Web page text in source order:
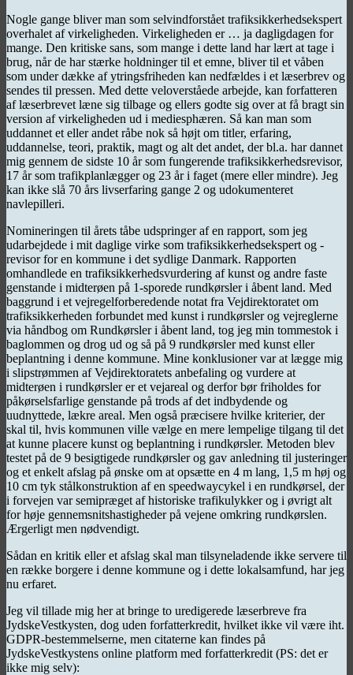
Nogle gange bliver man som selvindforstået trafiksikkerhedsekspert
overhalet af virkeligheden. Virkeligheden er … ja dagligdagen for
mange. Den kritiske sans, som mange i dette land har lært at tage i
brug, når de har stærke holdninger til et emne, bliver til et våben
som under dække af ytringsfriheden kan nedfældes i et læserbrev og
sendes til pressen. Med dette veloverståede arbejde, kan forfatteren
af læserbrevet læne sig tilbage og ellers godte sig over at få bragt sin
version af virkeligheden ud i mediesphæren. Så kan man som
uddannet et eller andet råbe nok så højt om titler, erfaring,
uddannelse, teori, praktik, magt og alt det andet, der bl.a. har dannet
mig gennem de sidste 10 år som fungerende trafiksikkerhedsrevisor,
17 år som trafikplanlægger og 23 år i faget (mere eller mindre). Jeg
kan ikke slå 70 års livserfaring gange 2 og udokumenteret
navlepilleri.
Nomineringen til årets tåbe udspringer af en rapport, som jeg
udarbejdede i mit daglige virke som trafiksikkerhedsekspert og -
revisor for en kommune i det sydlige Danmark. Rapporten
omhandlede en trafiksikkerhedsvurdering af kunst og andre faste
genstande i midterøen på 1-sporede rundkørsler i åbent land. Med
baggrund i et vejregelforberedende notat fra Vejdirektoratet om
trafiksikkerheden forbundet med kunst i rundkørsler og vejreglerne
via håndbog om Rundkørsler i åbent land, tog jeg min tommestok i
baglommen og drog ud og så på 9 rundkørsler med kunst eller
beplantning i denne kommune. Mine konklusioner var at lægge mig
i slipstrømmen af Vejdirektoratets anbefaling og vurdere at
midterøen i rundkørsler er et vejareal og derfor bør friholdes for
påkørselsfarlige genstande på trods af det indbydende og
uudnyttede, lækre areal. Men også præcisere hvilke kriterier, der
skal til, hvis kommunen ville vælge en mere lempelige tilgang til det
at kunne placere kunst og beplantning i rundkørsler. Metoden blev
testet på de 9 besigtigede rundkørsler og gav anledning til justeringer
og et enkelt afslag på ønske om at opsætte en 4 m lang, 1,5 m høj og
10 cm tyk stålkonstruktion af en speedwaycykel i en rundkørsel, der
i forvejen var semipræget af historiske trafikulykker og i øvrigt alt
for høje gennemsnitshastigheder på vejene omkring rundkørslen.
Ærgerligt men nødvendigt.
Sådan en kritik eller et afslag skal man tilsyneladende ikke servere til
en række borgere i denne kommune og i dette lokalsamfund, har jeg
nu erfaret.
Jeg vil tillade mig her at bringe to uredigerede læserbreve fra
JydskeVestkysten, dog uden forfatterkredit, hvilket ikke vil være iht.
GDPR-bestemmelserne, men citaterne kan findes på
JydskeVestkystens online platform med forfatterkredit (PS: det er
ikke mig selv):